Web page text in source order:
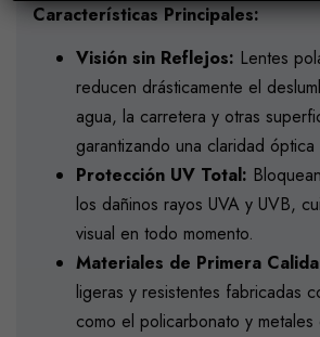
Características Principales:
Visión sin Reflejos: Lentes
reducen drásticamente el
agua, la carretera y otras
garantizando una claridad óptica
Protección UV Total:
los dañinos rayos UVA y UVB,
visual en todo momento.
Materiales de Primera
ligeras y resistentes fabricadas
como el policarbonato y metales